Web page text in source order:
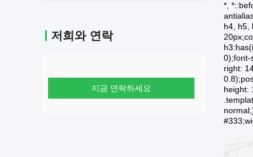
저희와 연락
지금 연락하세요
*,
h4, h5,
0);font-
right:
height: